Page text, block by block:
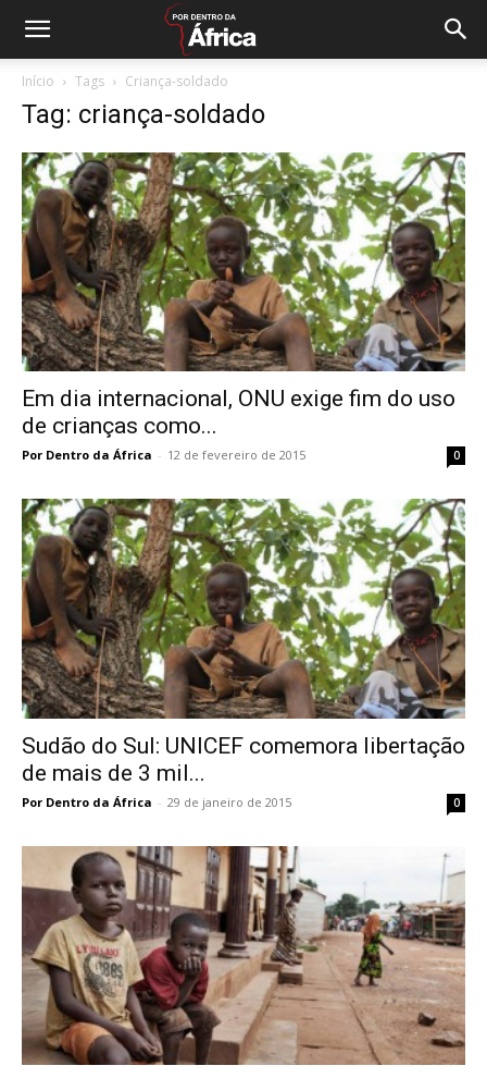
Início Tags Criança-soldado
Tag: criança-soldado
Em dia internacional, ONU exige fim do uso
de crianças como...
Por Dentro da África - 12 de fevereiro de 2015 0
Sudão do Sul: UNICEF comemora libertação
de mais de 3 mil...
Por Dentro da África - 29 de janeiro de 2015 0